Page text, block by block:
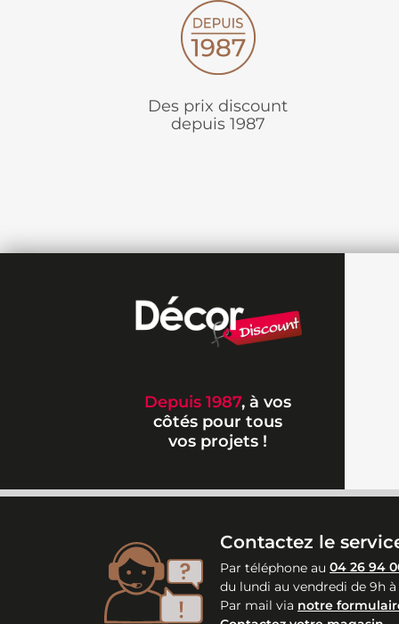
Des prix discount
depuis 1987
Depuis 1987, à vos
côtés pour tous
vos projets !
Contactez le
Par téléphone au 04 26 94
du lundi au vendredi de 9h à
Par mail via notre